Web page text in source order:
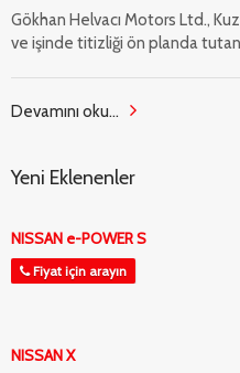
Gökhan Helvacı Motors Ltd.,
ve işinde titizliği ön planda
Devamını oku...
Yeni Eklenenler
NISSAN e-POWER S
Fiyat için arayın
NISSAN X